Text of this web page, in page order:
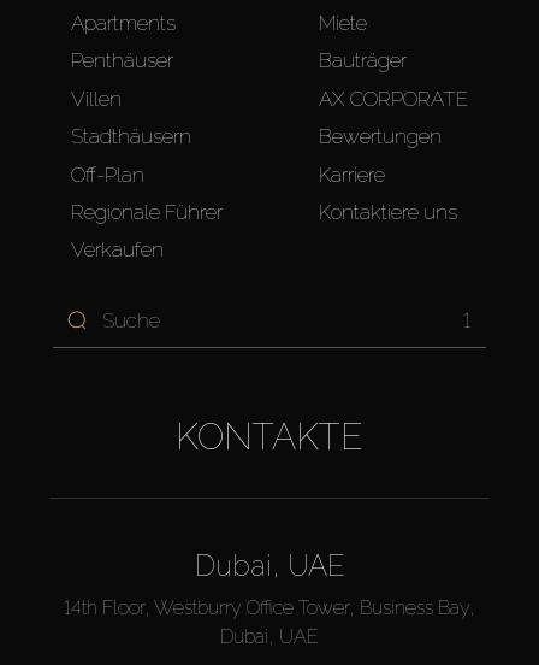
Apartments
Penthäuser
Villen
Stadthäusern
Off-Plan
Regionale Führer
Verkaufen
Miete
Bauträger
AX CORPORATE
Bewertungen
Karriere
Kontaktiere uns
1
KONTAKTE
Dubai, UAE
14th Floor, Westburry Office Tower, Business Bay,
Dubai, UAE